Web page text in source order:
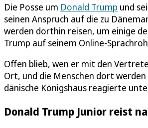
Die Posse um Donald Trump und
seinen Anspruch auf die zu
werden dorthin reisen, um einige
Trump auf seinem Online-
Offen blieb, wen er mit den
Ort, und die Menschen dort
dänische Königshaus reagierte
Donald Trump Junior reist